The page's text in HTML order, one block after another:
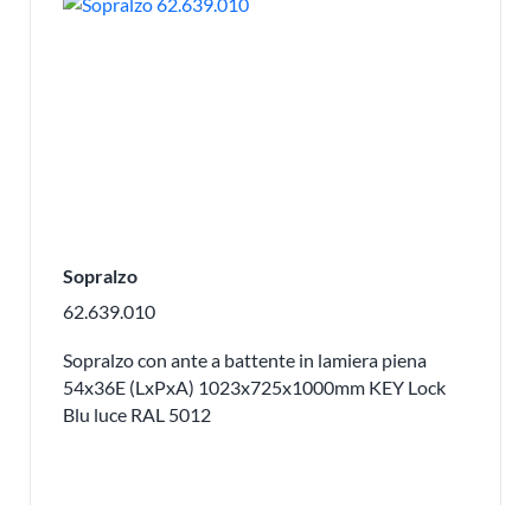
Sopralzo
62.639.010
Sopralzo con ante a battente in lamiera piena
54x36E (LxPxA) 1023x725x1000mm KEY Lock
Blu luce RAL 5012